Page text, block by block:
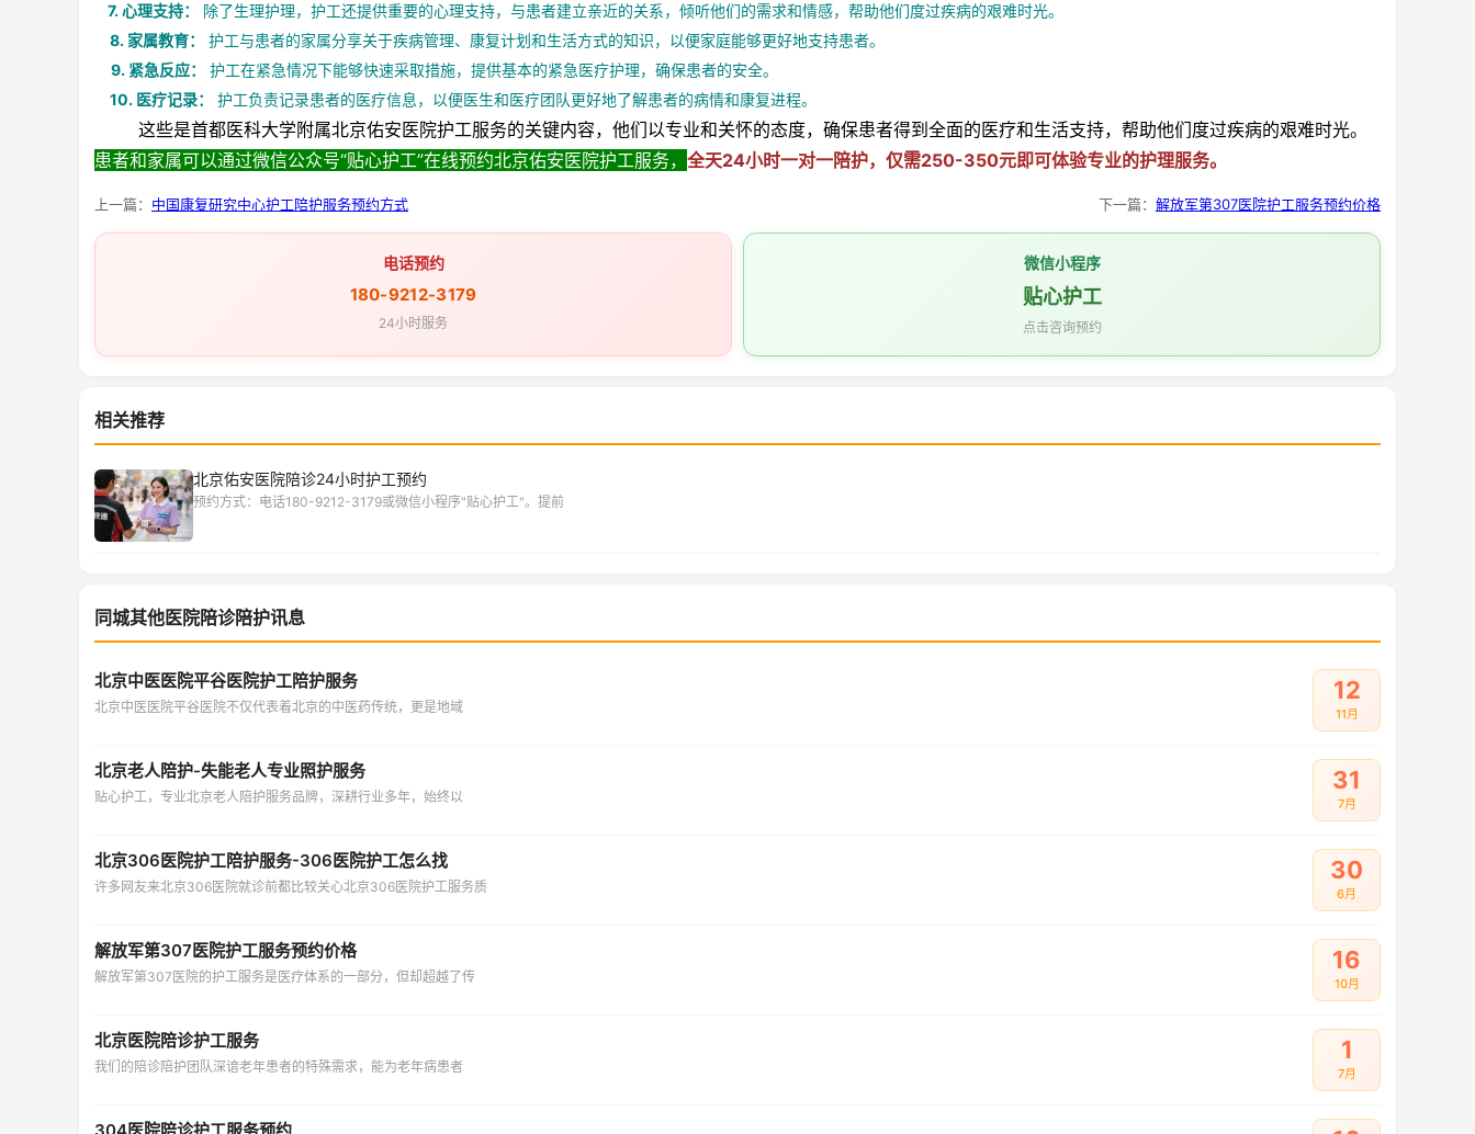
7. 心理支持：
除了生理护理，护工还提供重要的心理支持，与患者建立亲近的关系，倾听他们的需求和情感，帮助他们度过疾病的艰难时光。
8. 家属教育：
护工与患者的家属分享关于疾病管理、康复计划和生活方式的知识，以便家庭能够更好地支持患者。
9. 紧急反应：
护工在紧急情况下能够快速采取措施，提供基本的紧急医疗护理，确保患者的安全。
10. 医疗记录：
护工负责记录患者的医疗信息，以便医生和医疗团队更好地了解患者的病情和康复进程。
这些是首都医科大学附属北京佑安医院护工服务的关键内容，他们以专业和关怀的态度，确保患者得到全面的医疗和生活支持，帮助他们度过疾病的艰难时光。
患者和家属可以通过微信公众号“贴心护工”在线预约北京佑安医院护工服务， 全天24小时一对一陪护，仅需250-350元即可体验专业的护理服务。
上一篇： 中国康复研究中心护工陪护服务预约方式 下一篇： 解放军第307医院护工服务预约价格
电话预约
180-9212-3179
24小时服务
微信小程序
贴心护工
点击咨询预约
相关推荐
北京佑安医院陪诊24小时护工预约
预约方式：电话180-9212-3179或微信小程序"贴心护工"。提前
同城其他医院陪诊陪护讯息
北京中医医院平谷医院护工陪护服务
北京中医医院平谷医院不仅代表着北京的中医药传统，更是地域
12
11月
北京老人陪护-失能老人专业照护服务
贴心护工，专业北京老人陪护服务品牌，深耕行业多年，始终以
31
7月
北京306医院护工陪护服务-306医院护工怎么找
许多网友来北京306医院就诊前都比较关心北京306医院护工服务质
30
6月
解放军第307医院护工服务预约价格
解放军第307医院的护工服务是医疗体系的一部分，但却超越了传
16
10月
北京医院陪诊护工服务
我们的陪诊陪护团队深谙老年患者的特殊需求，能为老年病患者
1
7月